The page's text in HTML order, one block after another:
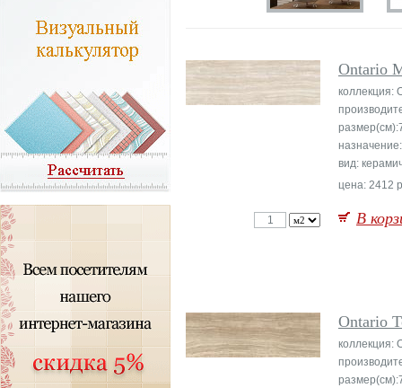
Ontario
коллекция:
вид:
цена: 2412
В
Ontario
коллекция: